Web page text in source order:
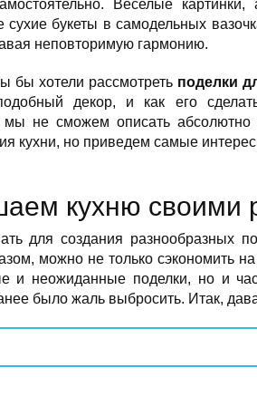
Веселые картинки,
сухие букеты в самодельных
неповторимую гармонию.
бы хотели рассмотреть поделки
декор, и как его
мы не сможем описать
кухни, но приведем самые
кухню своими
для создания разнообразных
можно не только сэкономить
и неожиданные поделки, но и
было жаль выбросить. Итак,